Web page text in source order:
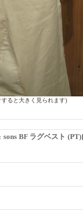
ると大きく見られます)
BF ラグベスト (PT)